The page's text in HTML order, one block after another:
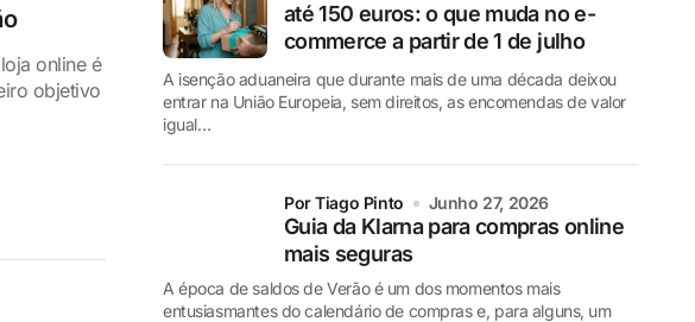
online é
objetivo
até 150 euros: o que muda no e-
commerce a partir de 1 de julho
A isenção aduaneira que durante mais de uma década deixou
entrar na União Europeia, sem direitos, as encomendas de valor
igual…
Guia da Klarna para compras online
mais seguras
por Tiago Pinto Junho 27, 2026
A época de saldos de Verão é um dos momentos mais
entusiasmantes do calendário de compras e, para alguns, um